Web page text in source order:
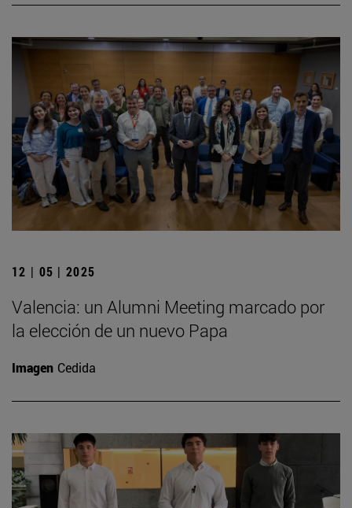
12 | 05 | 2025
Valencia: un Alumni Meeting marcado por
la elección de un nuevo Papa
Imagen Cedida